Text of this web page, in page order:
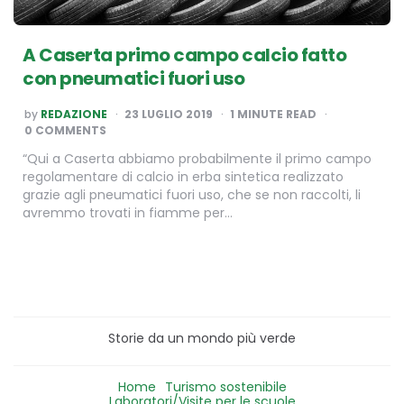
A Caserta primo campo calcio fatto
con pneumatici fuori uso
POSTED
BY
by REDAZIONE 23 LUGLIO 2019 1 MINUTE READ
0 COMMENTS
“Qui a Caserta abbiamo probabilmente il primo campo
regolamentare di calcio in erba sintetica realizzato
grazie agli pneumatici fuori uso, che se non raccolti, li
avremmo trovati in fiamme per…
Storie da un mondo più verde
Home Turismo sostenibile